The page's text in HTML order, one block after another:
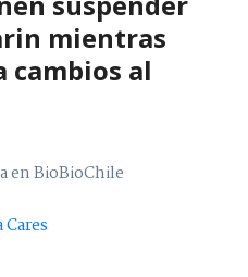
mientras
cambios al
en BioBioChile